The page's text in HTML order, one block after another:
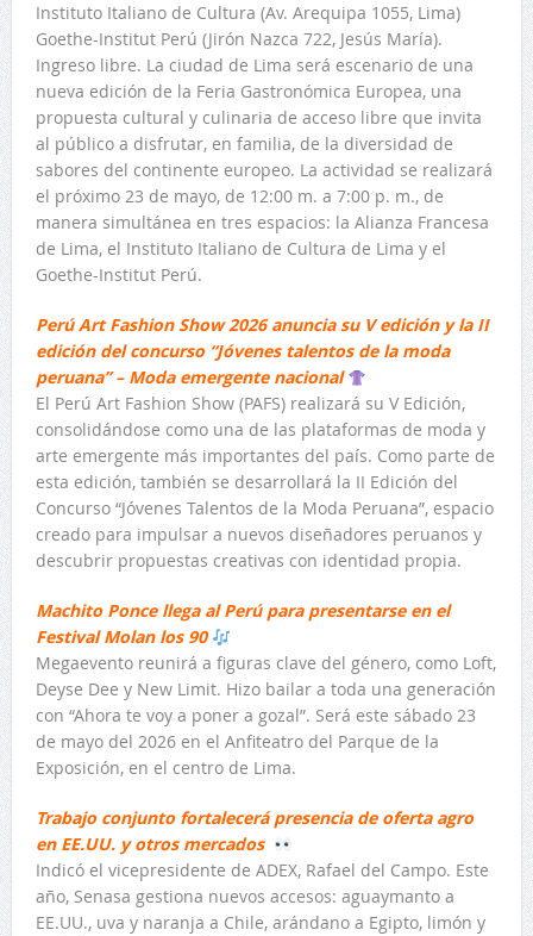
Instituto Italiano de Cultura (Av. Arequipa 1055, Lima)
Goethe-Institut Perú (Jirón Nazca 722, Jesús María).
Ingreso libre. La ciudad de Lima será escenario de una
nueva edición de la Feria Gastronómica Europea, una
propuesta cultural y culinaria de acceso libre que invita
al público a disfrutar, en familia, de la diversidad de
sabores del continente europeo. La actividad se realizará
el próximo 23 de mayo, de 12:00 m. a 7:00 p. m., de
manera simultánea en tres espacios: la Alianza Francesa
de Lima, el Instituto Italiano de Cultura de Lima y el
Goethe-Institut Perú.
Perú Art Fashion Show 2026 anuncia su V edición y la II
edición del concurso “Jóvenes talentos de la moda
peruana” – Moda emergente nacional
El Perú Art Fashion Show (PAFS) realizará su V Edición,
consolidándose como una de las plataformas de moda y
arte emergente más importantes del país. Como parte de
esta edición, también se desarrollará la II Edición del
Concurso “Jóvenes Talentos de la Moda Peruana”, espacio
creado para impulsar a nuevos diseñadores peruanos y
descubrir propuestas creativas con identidad propia.
Machito Ponce llega al Perú para presentarse en el
Festival Molan los 90
Megaevento reunirá a figuras clave del género, como Loft,
Deyse Dee y New Limit. Hizo bailar a toda una generación
con “Ahora te voy a poner a gozal”. Será este sábado 23
de mayo del 2026 en el Anfiteatro del Parque de la
Exposición, en el centro de Lima.
Trabajo conjunto fortalecerá presencia de oferta agro
en EE.UU. y otros mercados
Indicó el vicepresidente de ADEX, Rafael del Campo. Este
año, Senasa gestiona nuevos accesos: aguaymanto a
EE.UU., uva y naranja a Chile, arándano a Egipto, limón y